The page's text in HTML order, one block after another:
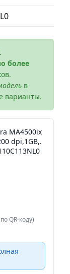
более
в
варианты.
MA4500ix
dpi,1GB,.
QR-коду)